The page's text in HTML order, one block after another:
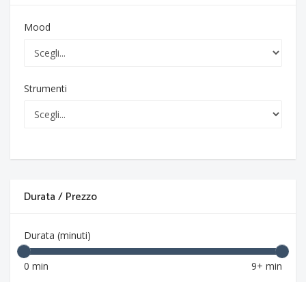
Mood
Strumenti
Durata / Prezzo
Durata (minuti)
0 min 9+ min